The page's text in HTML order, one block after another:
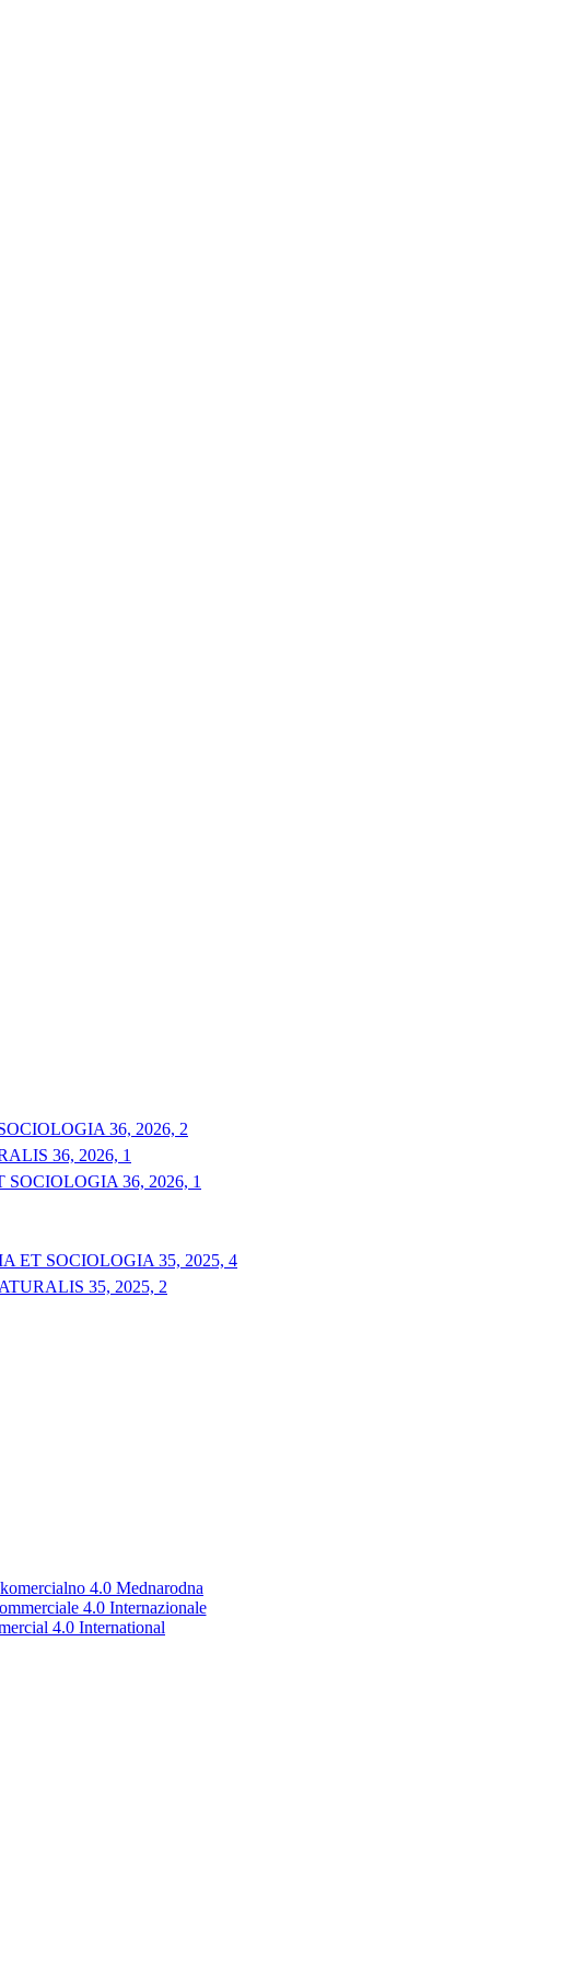
36, 2026, 2
36, 2026, 1
36, 2026, 1
ET SOCIOLOGIA 35, 2025, 4
35, 2025, 2
4.0 Mednarodna
4.0 Internazionale
4.0 International